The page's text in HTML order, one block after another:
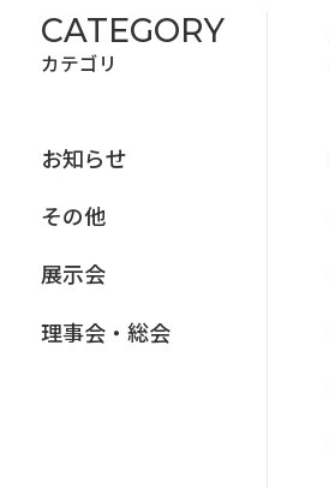
CATEGORY
カテゴリ
お知らせ
その他
展⽰会
理事会‧総会